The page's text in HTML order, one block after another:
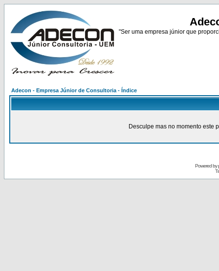
"Ser uma empresa júnior que
Adecon - Empresa Júnior de Consultoria - Índice
Desculpe mas no momento este
Powered by